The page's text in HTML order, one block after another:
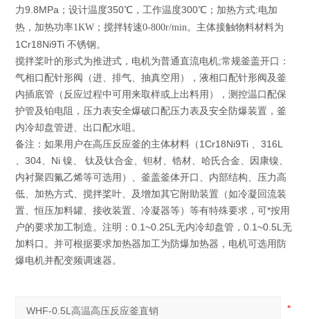
力9.8MPa；设计温度350℃，工作温度300℃；加热方式:电加
热，加热功率1KW；搅拌转速0-800r/min。 主体接触物料材料为
1Cr18Ni9Ti 不锈钢。
搅拌桨叶的形式为推进式，电机为普通直流电机;常规釜盖开口：
气相口配针形阀（进、排气、抽真空用），液相口配针形阀及釜
内插底管（反应过程中可用来取样或上出料用），测控温口配保
护管及铂电阻，压力表安全爆破口配压力表及安全防爆装置，釜
内冷却盘管进、出口配水咀。
备注：如果用户在高压反应釜的主体材料（1Cr18Ni9Ti 、316L
、304、Ni 镍、 钛及钛合金、钽材、锆材、哈氏合金、因康镍、
内衬聚四氟乙烯等可选用）、釜盖釜体开口、内部结构、压力高
低、加热方式、搅拌桨叶、及增加其它附助装置（如冷凝回流装
置、恒压加料罐、接收装置、冷凝器等）等有特殊要求，可*按用
户的要求加工制造。注明：0.1~0.25L无内冷却盘管，0.1~0.5L无
加料口。并可根据要求加热器加工为防爆加热器，电机可选用防
爆电机并配变频调速器。